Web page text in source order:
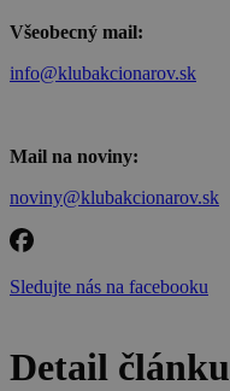
Všeobecný mail:
info@klubakcionarov.sk
Mail na noviny:
noviny@klubakcionarov.sk
Sledujte nás na facebooku
Detail článku